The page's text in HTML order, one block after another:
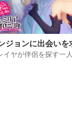
ジョンに出会いを
違っているだろう
クロニクル
イヤが伴侶を探す一人